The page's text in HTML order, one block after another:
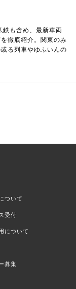
も含め、最新車両
徹底紹介。関東のみ
る列車やゆふいんの
ついて
受付
について
募集